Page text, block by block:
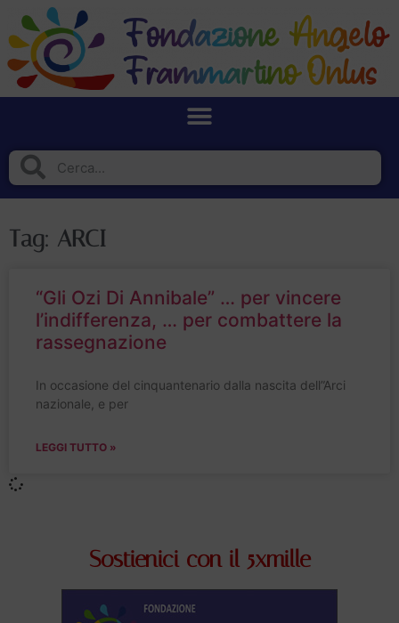
Tag: ARCI
“Gli Ozi Di Annibale” … per vincere
l’indifferenza, … per combattere la
rassegnazione
In occasione del cinquantenario dalla nascita dell”Arci
nazionale, e per
LEGGI TUTTO »
Sostienici con il 5xmille